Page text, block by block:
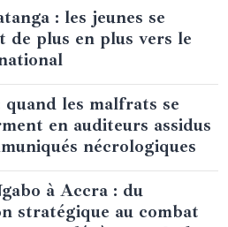
: les jeunes se
de plus en plus vers le
les malfrats se
en auditeurs assidus
nécrologiques
à Accra : du
stratégique au combat